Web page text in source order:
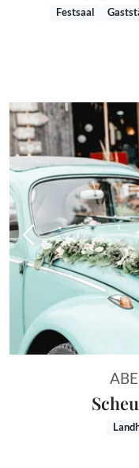
Festsaal
Vorheriges Bild